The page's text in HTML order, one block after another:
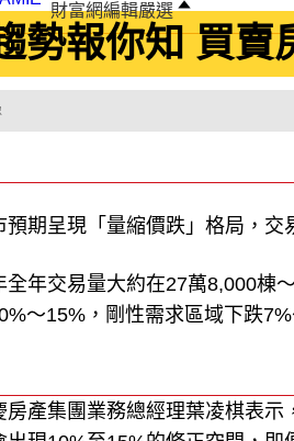
勢報你知 買賣
財富網編輯嚴選
預期呈現「量縮價跌」格局，交
全年交易量大約在27萬8,000棟
～15%，剛性需求區域下跌7%
房產集團業務總經理葉凌棋表